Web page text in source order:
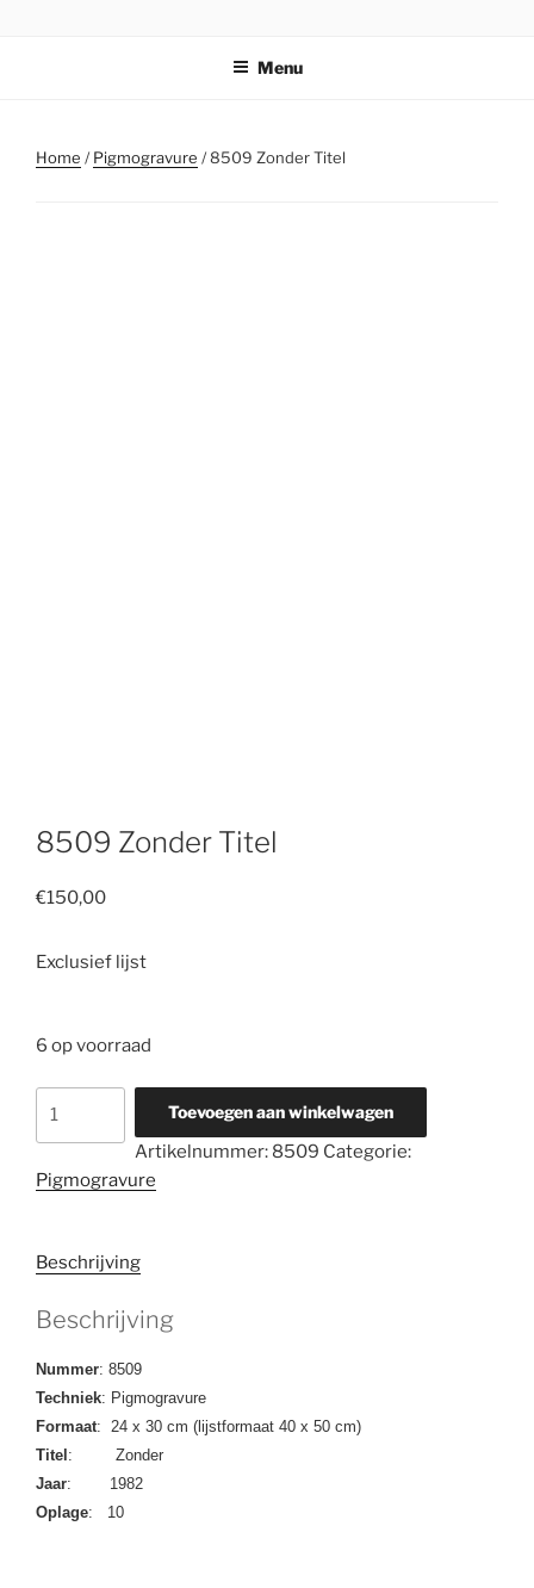
Menu
Home /Pigmogravure / 8509 Zonder Titel
8509 Zonder Titel
€150,00
Exclusief lijst
6 op voorraad
aantal
Toevoegen aan winkelwagen
Artikelnummer: 8509 Categorie:
Pigmogravure
Beschrijving
Beschrijving
Nummer: 8509
Techniek: Pigmogravure
Formaat: 24 x 30 cm (lijstformaat 40 x 50 cm)
Titel : Zonder
Jaar: 1982
Oplage: 10